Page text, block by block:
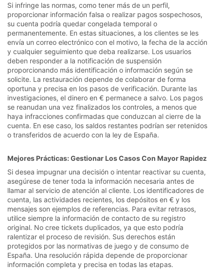
Si infringe las normas, como tener más de un perfil,
proporcionar información falsa o realizar pagos sospechosos,
su cuenta podría quedar congelada temporal o
permanentemente. En estas situaciones, a los clientes se les
envía un correo electrónico con el motivo, la fecha de la acción
y cualquier seguimiento que deba realizarse. Los usuarios
deben responder a la notificación de suspensión
proporcionando más identificación o información según se
solicite. La restauración depende de colaborar de forma
oportuna y precisa en los pasos de verificación. Durante las
investigaciones, el dinero en € permanece a salvo. Los pagos
se reanudan una vez finalizados los controles, a menos que
haya infracciones confirmadas que conduzcan al cierre de la
cuenta. En ese caso, los saldos restantes podrían ser retenidos
o transferidos de acuerdo con la ley de España.
Mejores Prácticas: Gestionar Los Casos Con Mayor Rapidez
Si desea impugnar una decisión o intentar reactivar su cuenta,
asegúrese de tener toda la información necesaria antes de
llamar al servicio de atención al cliente. Los identificadores de
cuenta, las actividades recientes, los depósitos en € y los
mensajes son ejemplos de referencias. Para evitar retrasos,
utilice siempre la información de contacto de su registro
original. No cree tickets duplicados, ya que esto podría
ralentizar el proceso de revisión. Sus derechos están
protegidos por las normativas de juego y de consumo de
España. Una resolución rápida depende de proporcionar
información completa y precisa en todas las etapas.